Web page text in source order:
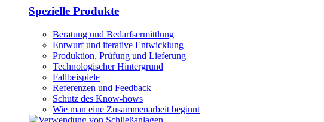
Spezielle Produkte
Beratung und Bedarfsermittlung
Entwurf und iterative Entwicklung
Produktion, Prüfung und Lieferung
Technologischer Hintergrund
Fallbeispiele
Referenzen und Feedback
Schutz des Know-hows
Wie man eine Zusammenarbeit beginnt